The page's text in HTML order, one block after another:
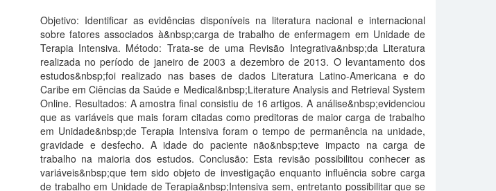
Objetivo: Identificar as evidências disponíveis na literatura nacional e internacional
sobre fatores associados à&nbsp;carga de trabalho de enfermagem em Unidade de
Terapia Intensiva. Método: Trata-se de uma Revisão Integrativa&nbsp;da Literatura
realizada no período de janeiro de 2003 a dezembro de 2013. O levantamento dos
estudos&nbsp;foi realizado nas bases de dados Literatura Latino-Americana e do
Caribe em Ciências da Saúde e Medical&nbsp;Literature Analysis and Retrieval System
Online. Resultados: A amostra final consistiu de 16 artigos. A análise&nbsp;evidenciou
que as variáveis que mais foram citadas como preditoras de maior carga de trabalho
em Unidade&nbsp;de Terapia Intensiva foram o tempo de permanência na unidade,
gravidade e desfecho. A idade do paciente não&nbsp;teve impacto na carga de
trabalho na maioria dos estudos. Conclusão: Esta revisão possibilitou conhecer as
variáveis&nbsp;que tem sido objeto de investigação enquanto influência sobre carga
de trabalho em Unidade de Terapia&nbsp;Intensiva sem, entretanto possibilitar que se